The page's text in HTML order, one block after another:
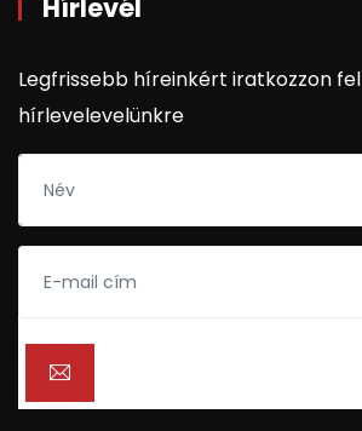
Hírlevél
Legfrissebb híreinkért iratkozzon fel
hírlevelevelünkre